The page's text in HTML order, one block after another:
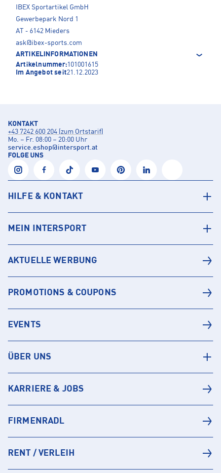
IBEX Sportartikel GmbH
Gewerbepark Nord 1
AT - 6142 Mieders
ask@ibex-sports.com
ARTIKELINFORMATIONEN
Artikelnummer:101001615
Im Angebot seit21.12.2023
KONTAKT
+43 7242 600 204 (zum Ortstarif)
Mo. – Fr. 08:00 – 20:00 Uhr
service.eshop@intersport.at
FOLGE UNS
HILFE & KONTAKT
MEIN INTERSPORT
AKTUELLE WERBUNG
PROMOTIONS & COUPONS
EVENTS
ÜBER UNS
KARRIERE & JOBS
FIRMENRADL
RENT / VERLEIH